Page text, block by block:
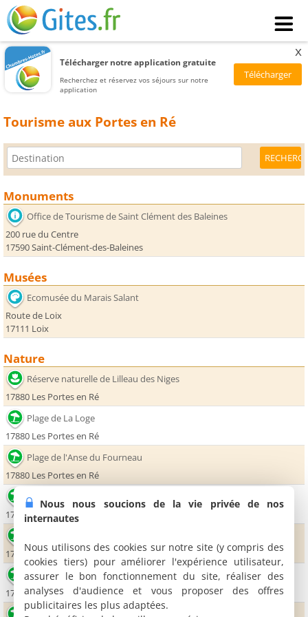
Télécharger notre application gratuite
Recherchez et réservez vos séjours sur notre
application
x
Tourisme aux Portes en Ré
Monuments
Office de Tourisme de Saint Clément des Baleines
200 rue du Centre
17590 Saint-Clément-des-Baleines
Musées
Ecomusée du Marais Salant
Route de Loix
17111 Loix
Nature
Réserve naturelle de Lilleau des Niges
17880 Les Portes en Ré
Plage de La Loge
17880 Les Portes en Ré
Plage de l'Anse du Fourneau
17880 Les Portes en Ré
Plage de Trousse-Chemise
17880 Les Portes en Ré
17880 Les Portes en Ré
Plage du Marchais
17880 Les Portes en Ré
Plage de La Conche des Baleines
Nous nous soucions de la vie privée de nos
internautes
Nous utilisons des cookies sur notre site (y compris des
cookies tiers) pour améliorer l'expérience utilisateur,
assurer le bon fonctionnement du site, réaliser des
analyses d'audience et vous proposer des offres
publicitaires les plus adaptées.